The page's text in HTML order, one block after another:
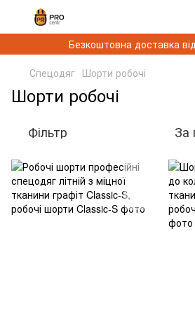
Безкоштовна доставка
Спецодяг Шорти робочі
Шорти робочі
Фільтр За